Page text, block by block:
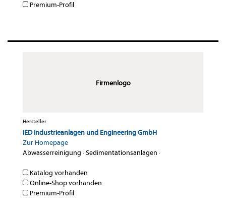
Premium-Profil
Firmenlogo
Hersteller
IED Industrieanlagen und Engineering GmbH
Zur Homepage
Abwasserreinigung ·Sedimentationsanlagen ·
Katalog vorhanden
Online-Shop vorhanden
Premium-Profil